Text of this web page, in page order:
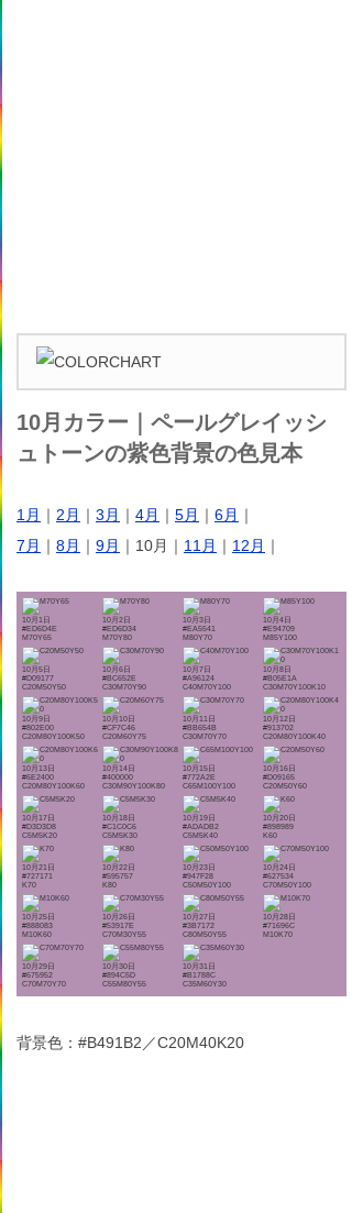
10月カラー｜ペールグレイッシ
ュトーンの紫色背景の色見本
1月 ｜ 2月 ｜ 3月 ｜ 4月 ｜ 5月 ｜ 6月 ｜
7月 ｜ 8月 ｜ 9月 ｜10月｜ 11月 ｜ 12月 ｜
10月1日
#ED6D4E
M70Y65
10月2日
#ED6D34
M70Y80
10月3日
#EA5541
M80Y70
10月4日
#E94709
M85Y100
10月5日
#D09177
C20M50Y50
10月6日
#BC652E
C30M70Y90
10月7日
#A96124
C40M70Y100
10月8日
#B05E1A
C30M70Y100K10
10月9日
#802E00
C20M80Y100K50
10月10日
#CF7C46
C20M60Y75
10月11日
#BB654B
C30M70Y70
10月12日
#913702
C20M80Y100K40
10月13日
#6E2400
C20M80Y100K60
10月14日
#400000
C30M90Y100K80
10月15日
#772A2E
C65M100Y100
10月16日
#D09165
C20M50Y60
10月17日
#D3D3D8
C5M5K20
10月18日
#C1C0C6
C5M5K30
10月19日
#ADADB2
C5M5K40
10月20日
#898989
K60
10月21日
#727171
K70
10月22日
#595757
K80
10月23日
#947F28
C50M50Y100
10月24日
#627534
C70M50Y100
10月25日
#888083
M10K60
10月26日
#53917E
C70M30Y55
10月27日
#3B7172
C80M50Y55
10月28日
#71696C
M10K70
10月29日
#675952
C70M70Y70
10月30日
#894C5D
C55M80Y55
10月31日
#B1788C
C35M60Y30
背景色：#B491B2／C20M40K20